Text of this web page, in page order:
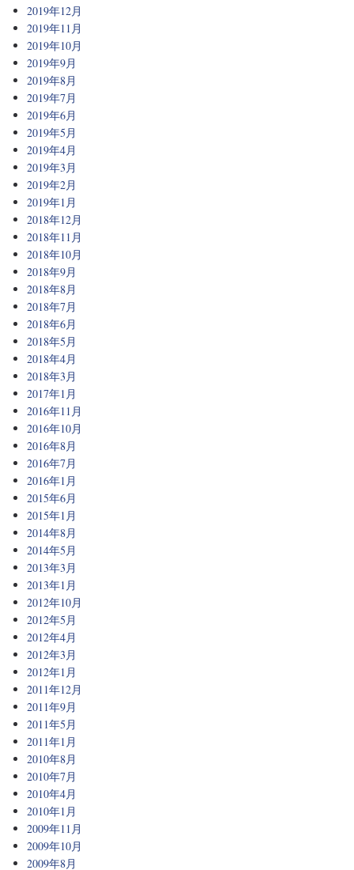
2019年12月
2019年11月
2019年10月
2019年9月
2019年8月
2019年7月
2019年6月
2019年5月
2019年4月
2019年3月
2019年2月
2019年1月
2018年12月
2018年11月
2018年10月
2018年9月
2018年8月
2018年7月
2018年6月
2018年5月
2018年4月
2018年3月
2017年1月
2016年11月
2016年10月
2016年8月
2016年7月
2016年1月
2015年6月
2015年1月
2014年8月
2014年5月
2013年3月
2013年1月
2012年10月
2012年5月
2012年4月
2012年3月
2012年1月
2011年12月
2011年9月
2011年5月
2011年1月
2010年8月
2010年7月
2010年4月
2010年1月
2009年11月
2009年10月
2009年8月